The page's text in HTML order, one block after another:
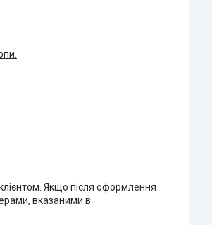
Якщо після оформлення
вказаними в